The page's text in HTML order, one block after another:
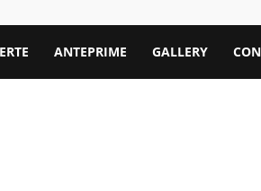
ANTEPRIME GALLERY